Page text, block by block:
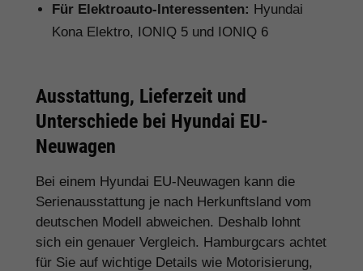
Für Elektroauto-Interessenten: Hyundai
Kona Elektro, IONIQ 5 und IONIQ 6
Ausstattung, Lieferzeit und
Unterschiede bei Hyundai EU-
Neuwagen
Bei einem Hyundai EU-Neuwagen kann die
Serienausstattung je nach Herkunftsland vom
deutschen Modell abweichen. Deshalb lohnt
sich ein genauer Vergleich. Hamburgcars achtet
für Sie auf wichtige Details wie Motorisierung,